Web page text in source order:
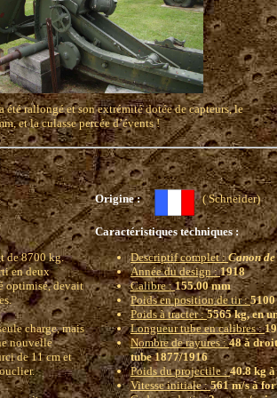
été rallongé et son extrémité dotée de capteurs, le
et la culasse percée d’évents !
Origine : (
de 8700 kg.
en deux
optimisé, devait
charge, mais
nouvelle
de 11 cm et
Caractéristiques techniques :
Descriptif complet :Canon
Année du design :1918
Calibre :155.00 mm
Poids en position de tir :
Poids à tracter :5565 kg, en
Longueur tube en calibres :
Nombre de rayures :48 à
tube 1877/1916
Poids du projectile :40.8 kg
Vitesse initiale :561 m/s à